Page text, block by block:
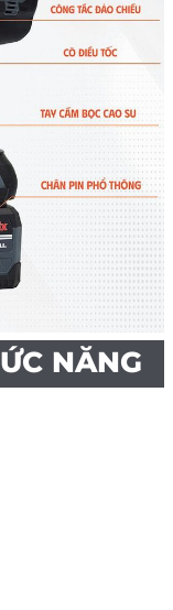
bị 2 pin 4,5 Ah
cho dòng xả
dụng, có mã
pin riêng biệt
CELL 21V